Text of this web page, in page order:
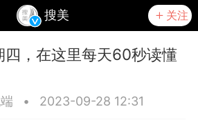
搜美 关注
，在这里每天60秒读懂
• 2023-09-28 12:31